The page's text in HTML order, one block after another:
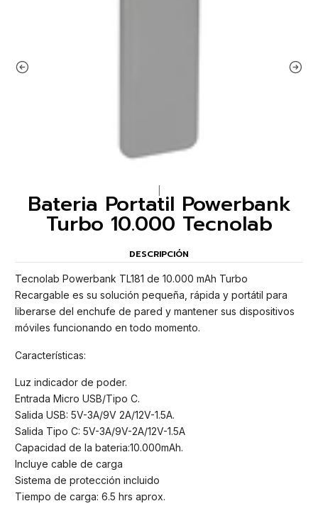
Bateria Portatil Powerbank
Turbo 10.000 Tecnolab
DESCRIPCIÓN
Tecnolab Powerbank TL181 de 10.000 mAh Turbo
Recargable es su solución pequeña, rápida y portátil para
liberarse del enchufe de pared y mantener sus dispositivos
móviles funcionando en todo momento.
Características:
Luz indicador de poder.
Entrada Micro USB/Tipo C.
Salida USB: 5V-3A/9V 2A/12V-1.5A.
Salida Tipo C: 5V-3A/9V-2A/12V-1.5A
Capacidad de la bateria:10.000mAh.
Incluye cable de carga
Sistema de protección incluido
Tiempo de carga: 6.5 hrs aprox.